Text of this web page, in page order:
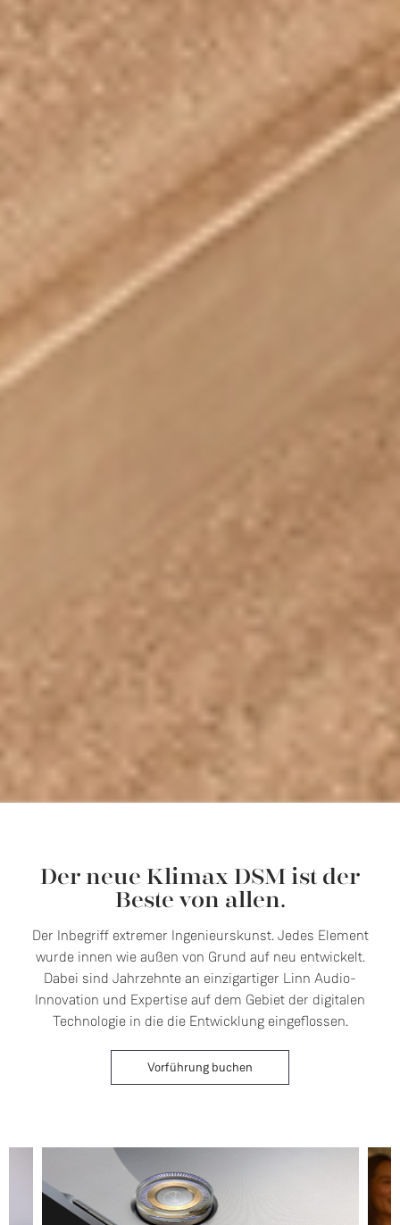
Der neue Klimax DSM ist der
Beste von allen.
Der Inbegriff extremer Ingenieurskunst. Jedes Element
wurde innen wie außen von Grund auf neu entwickelt.
Dabei sind Jahrzehnte an einzigartiger Linn Audio-
Innovation und Expertise auf dem Gebiet der digitalen
Technologie in die die Entwicklung eingeflossen.
Vorführung buchen